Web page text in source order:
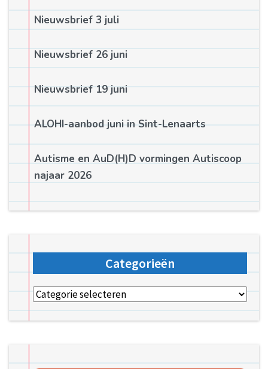
Nieuwsbrief 3 juli
Nieuwsbrief 26 juni
Nieuwsbrief 19 juni
ALOHI-aanbod juni in Sint-Lenaarts
Autisme en AuD(H)D vormingen Autiscoop
najaar 2026
Categorieën
Categorieën